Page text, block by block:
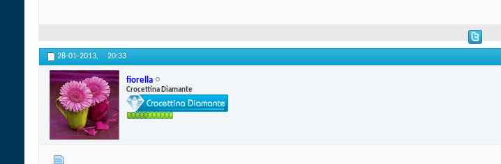
28-01-2013, 20:33
fiorella
Crocettina Diamante